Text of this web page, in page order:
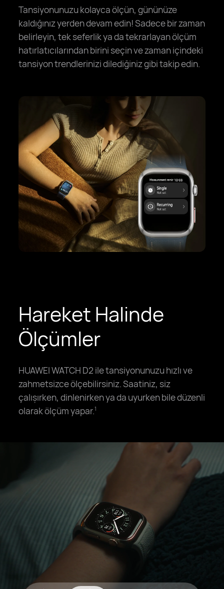
Tansiyonunuzu kolayca ölçün, gününüze
kaldığınız yerden devam edin! Sadece bir zaman
belirleyin, tek seferlik ya da tekrarlayan ölçüm
hatırlatıcılarından birini seçin ve zaman içindeki
tansiyon trendlerinizi dilediğiniz gibi takip edin.
Hareket Halinde
Ölçümler
HUAWEI WATCH D2 ile tansiyonunuzu hızlı ve
zahmetsizce ölçebilirsiniz. Saatiniz, siz
çalışırken, dinlenirken ya da uyurken bile düzenli
olarak ölçüm yapar.1